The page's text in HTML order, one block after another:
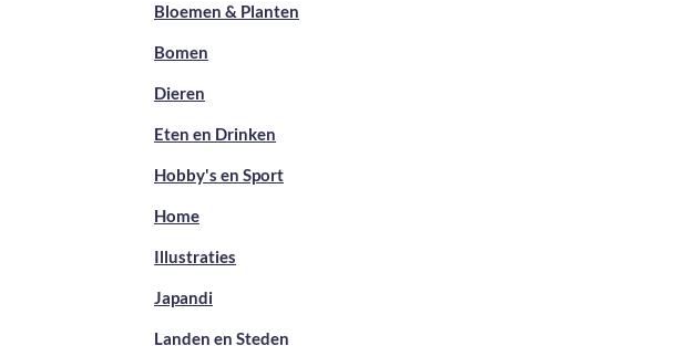
Bloemen & Planten
Bomen
Dieren
Eten en Drinken
Hobby's en Sport
Home
Illustraties
Japandi
Landen en Steden